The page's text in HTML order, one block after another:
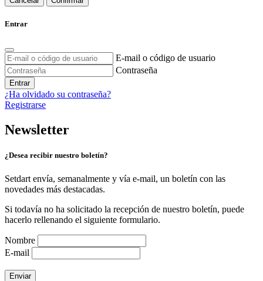
Entrar
E-mail o código de usuario
Contraseña
Entrar
¿Ha olvidado su contraseña?
Registrarse
Newsletter
¿Desea recibir nuestro boletín?
Setdart envía, semanalmente y vía e-mail, un boletín con las
novedades más destacadas.
Si todavía no ha solicitado la recepción de nuestro boletín, puede
hacerlo rellenando el siguiente formulario.
Nombre
E-mail